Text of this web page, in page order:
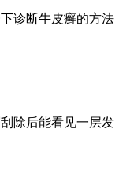
诊断牛皮癣的方法
除后能看见一层发